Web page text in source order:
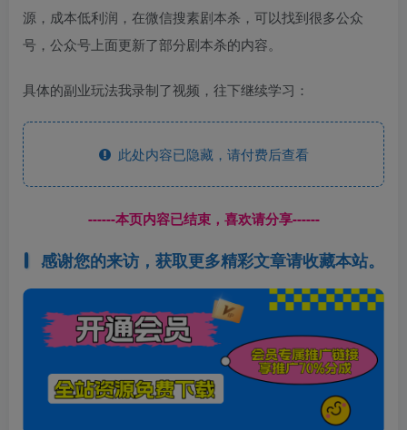
源，成本低利润，在微信搜素剧本杀，可以找到很多公众
号，公众号上面更新了部分剧本杀的内容。
具体的副业玩法我录制了视频，往下继续学习：
此处内容已隐藏，请付费后查看
------本页内容已结束，喜欢请分享------
感谢您的来访，获取更多精彩文章请收藏本站。